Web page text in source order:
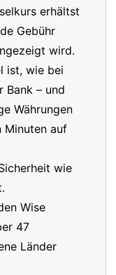
erhältst
Gebühr
wird.
ist, wie bei
Bank – und
Währungen
Minuten auf
wie
Wise
47
Länder